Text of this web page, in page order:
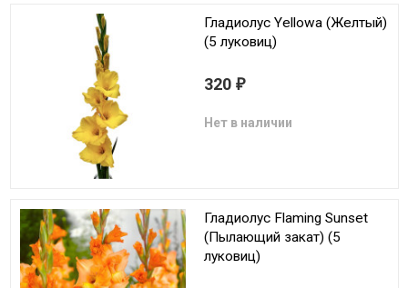
Гладиолус Yellowa (Желтый)
(5 луковиц)
320 ₽
Нет в наличии
Гладиолус Flaming Sunset
(Пылающий закат) (5
луковиц)